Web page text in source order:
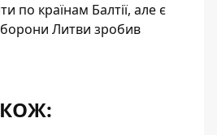
по країнам Балтії, але є
Литви зробив